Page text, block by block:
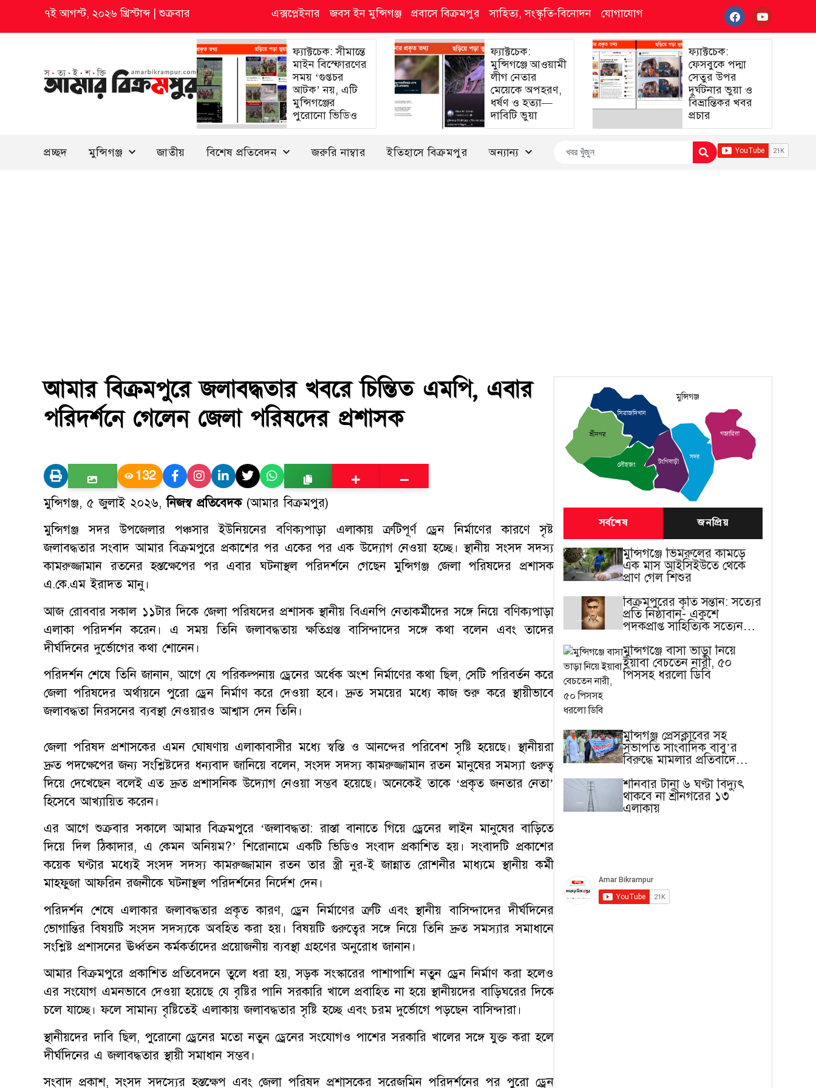
৭ই আগস্ট, ২০২৬ খ্রিস্টাব্দ|শুক্রবার এক্সপ্লেইনার জবস ইন মুন্সিগঞ্জ প্রবাসে বিক্রমপুর সাহিত্য, সংস্কৃতি-বিনোদন যোগাযোগ
ফ্যাক্টচেক: সীমান্তে
মাইন বিস্ফোরণের
সময় ‘গুপ্তচর
আটক’ নয়, এটি
মুন্সিগঞ্জের
পুরোনো ভিডিও
ফ্যাক্টচেক:
মুন্সিগঞ্জে আওয়ামী
লীগ নেতার
মেয়েকে অপহরণ,
ধর্ষণ ও হত্যা—
দাবিটি ভুয়া
ফ্যাক্টচেক:
ফেসবুকে পদ্মা
সেতুর উপর
দুর্ঘটনার ভুয়া ও
বিভ্রান্তিকর খবর
প্রচার
প্রচ্ছদ মুন্সিগঞ্জ জাতীয় বিশেষ প্রতিবেদন জরুরি নাম্বার ইতিহাসে বিক্রমপুর অন্যান্য
আমার বিক্রমপুরে জলাবদ্ধতার খবরে চিন্তিত এমপি, এবার
পরিদর্শনে গেলেন জেলা পরিষদের প্রশাসক
132
মুন্সিগঞ্জ, ৫ জুলাই ২০২৬, নিজস্ব প্রতিবেদক(আমার বিক্রমপুর)
মুন্সিগঞ্জ সদর উপজেলার পঞ্চসার ইউনিয়নের বণিক্যপাড়া এলাকায় ত্রুটিপূর্ণ ড্রেন নির্মাণের কারণে সৃষ্ট
জলাবদ্ধতার সংবাদ আমার বিক্রমপুরে প্রকাশের পর একের পর এক উদ্যোগ নেওয়া হচ্ছে। স্থানীয় সংসদ সদস্য
কামরুজ্জামান রতনের হস্তক্ষেপের পর এবার ঘটনাস্থল পরিদর্শনে গেছেন মুন্সিগঞ্জ জেলা পরিষদের প্রশাসক
এ.কে.এম ইরাদত মানু।
আজ রোববার সকাল ১১টার দিকে জেলা পরিষদের প্রশাসক স্থানীয় বিএনপি নেতাকর্মীদের সঙ্গে নিয়ে বণিক্যপাড়া
এলাকা পরিদর্শন করেন। এ সময় তিনি জলাবদ্ধতায় ক্ষতিগ্রস্ত বাসিন্দাদের সঙ্গে কথা বলেন এবং তাদের
দীর্ঘদিনের দুর্ভোগের কথা শোনেন।
পরিদর্শন শেষে তিনি জানান, আগে যে পরিকল্পনায় ড্রেনের অর্ধেক অংশ নির্মাণের কথা ছিল, সেটি পরিবর্তন করে
জেলা পরিষদের অর্থায়নে পুরো ড্রেন নির্মাণ করে দেওয়া হবে। দ্রুত সময়ের মধ্যে কাজ শুরু করে স্থায়ীভাবে
জলাবদ্ধতা নিরসনের ব্যবস্থা নেওয়ারও আশ্বাস দেন তিনি।
জেলা পরিষদ প্রশাসকের এমন ঘোষণায় এলাকাবাসীর মধ্যে স্বস্তি ও আনন্দের পরিবেশ সৃষ্টি হয়েছে। স্থানীয়রা
দ্রুত পদক্ষেপের জন্য সংশ্লিষ্টদের ধন্যবাদ জানিয়ে বলেন, সংসদ সদস্য কামরুজ্জামান রতন মানুষের সমস্যা গুরুত্ব
দিয়ে দেখেছেন বলেই এত দ্রুত প্রশাসনিক উদ্যোগ নেওয়া সম্ভব হয়েছে। অনেকেই তাকে ‘প্রকৃত জনতার নেতা’
হিসেবে আখ্যায়িত করেন।
এর আগে শুক্রবার সকালে আমার বিক্রমপুরে ‘জলাবদ্ধতা: রাস্তা বানাতে গিয়ে ড্রেনের লাইন মানুষের বাড়িতে
দিয়ে দিল ঠিকাদার, এ কেমন অনিয়ম?’ শিরোনামে একটি ভিডিও সংবাদ প্রকাশিত হয়। সংবাদটি প্রকাশের
কয়েক ঘণ্টার মধ্যেই সংসদ সদস্য কামরুজ্জামান রতন তার স্ত্রী নুর-ই জান্নাত রোশনীর মাধ্যমে স্থানীয় কর্মী
মাহফুজা আফরিন রজনীকে ঘটনাস্থল পরিদর্শনের নির্দেশ দেন।
পরিদর্শন শেষে এলাকার জলাবদ্ধতার প্রকৃত কারণ, ড্রেন নির্মাণের ত্রুটি এবং স্থানীয় বাসিন্দাদের দীর্ঘদিনের
ভোগান্তির বিষয়টি সংসদ সদস্যকে অবহিত করা হয়। বিষয়টি গুরুত্বের সঙ্গে নিয়ে তিনি দ্রুত সমস্যার সমাধানে
সংশ্লিষ্ট প্রশাসনের ঊর্ধ্বতন কর্মকর্তাদের প্রয়োজনীয় ব্যবস্থা গ্রহণের অনুরোধ জানান।
আমার বিক্রমপুরে প্রকাশিত প্রতিবেদনে তুলে ধরা হয়, সড়ক সংস্কারের পাশাপাশি নতুন ড্রেন নির্মাণ করা হলেও
এর সংযোগ এমনভাবে দেওয়া হয়েছে যে বৃষ্টির পানি সরকারি খালে প্রবাহিত না হয়ে স্থানীয়দের বাড়িঘরের দিকে
চলে যাচ্ছে। ফলে সামান্য বৃষ্টিতেই এলাকায় জলাবদ্ধতার সৃষ্টি হচ্ছে এবং চরম দুর্ভোগে পড়ছেন বাসিন্দারা।
স্থানীয়দের দাবি ছিল, পুরোনো ড্রেনের মতো নতুন ড্রেনের সংযোগও পাশের সরকারি খালের সঙ্গে যুক্ত করা হলে
দীর্ঘদিনের এ জলাবদ্ধতার স্থায়ী সমাধান সম্ভব।
সংবাদ প্রকাশ, সংসদ সদস্যের হস্তক্ষেপ এবং জেলা পরিষদ প্রশাসকের সরেজমিন পরিদর্শনের পর পুরো ড্রেন
শ্রীনগর
সিরাজদিখান
টংগিবাড়ী
সদর
গজারিয়া
লৌহজং
মুন্সিগঞ্জ
সর্বশেষ জনপ্রিয়
মুন্সিগঞ্জে ভিমরুলের কামড়ে
এক মাস আইসিইউতে থেকে
প্রাণ গেল শিশুর
বিক্রমপুরের কৃতি সন্তান: সত্যের
প্রতি নিষ্ঠাবান- একুশে
পদকপ্রাপ্ত সাহিত্যিক সত্যেন
মুন্সিগঞ্জে বাসা ভাড়া নিয়ে
ইয়াবা বেচতেন নারী, ৫০
পিসসহ ধরলো ডিবি
মুন্সিগঞ্জ প্রেসক্লাবের সহ
সভাপতি সাংবাদিক বাবু’র
বিরুদ্ধে মামলার প্রতিবাদে
শনিবার টানা ৬ ঘণ্টা বিদ্যুৎ
থাকবে না শ্রীনগরের ১৩
এলাকায়